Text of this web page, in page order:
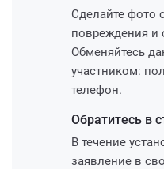
Сделайте фото
повреждения и
Обменяйтесь
участником:
телефон.
Обратитесь в
В течение
заявление в